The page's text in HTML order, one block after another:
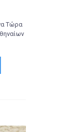
Τώρα